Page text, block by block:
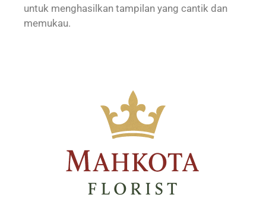
untuk menghasilkan tampilan yang cantik dan
memukau.